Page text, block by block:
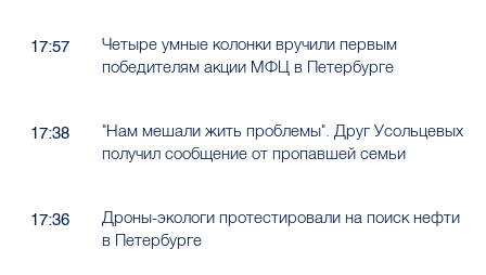
17:57
Четыре умные колонки вручили первым
победителям акции МФЦ в Петербурге
17:38
"Нам мешали жить проблемы". Друг Усольцевых
получил сообщение от пропавшей семьи
17:36
Дроны-экологи протестировали на поиск нефти
в Петербурге